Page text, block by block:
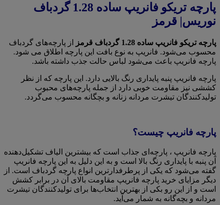
پارچه تریکو فانریپ ساده 1.28 گردباف
نوریس| قرمز
پارچه تریکو فانریپ ساده 1.28 گردباف قرمز
از پارچه‌های گردباف
محسوب می‌شود. فانریپ به نوع بافت این پارچه اطلاق می شود.
پارچه فانریپ باعث می‌شود لباس حالت جذب داشته باشد.
پارچه فانریپ پنبه پایداری رنگ بالایی دارد. این پارچه که از نظر
کششی نیز مقاومت خوبی دارد از جمله پارچه‌های محبوب
تولیدکنندگان تیشرت مردانه زنانه و بچگانه محسوب می‌گردد.
پارچه فانریپ چیست؟
پارچه فانریپ ، پارچه‌ای جذاب است که بیشترین الیاف تشکیل‌دهنده
آن پنبه با پایداری رنگ بالا است و به این دلیل به این پارچه فانریپ
گفته می‌شود که یکی از پرطرفدارترین انواع پارچه گردباف است. از
دیگر مزایای خرید پارچه فانریپ مقاومت بالای آن در برابر کشش
است و از این رو بکی از بهترین انتخاب‌ها برای تولیدکنندگان تیشرت
مردانه و بچه‌گانه به شمار می‌آید.